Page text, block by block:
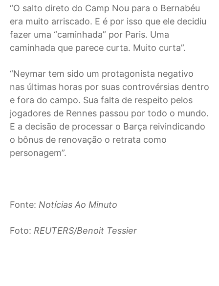
“O salto direto do Camp Nou para o Bernabéu
era muito arriscado. E é por isso que ele decidiu
fazer uma “caminhada” por Paris. Uma
caminhada que parece curta. Muito curta”.
“Neymar tem sido um protagonista negativo
nas últimas horas por suas controvérsias dentro
e fora do campo. Sua falta de respeito pelos
jogadores de Rennes passou por todo o mundo.
E a decisão de processar o Barça reivindicando
o bônus de renovação o retrata como
personagem”.
Fonte: Notícias Ao Minuto
Foto: REUTERS/Benoit Tessier